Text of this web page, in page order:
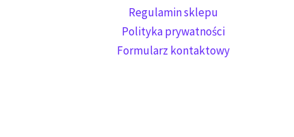
Regulamin sklepu
Polityka prywatności
Formularz kontaktowy